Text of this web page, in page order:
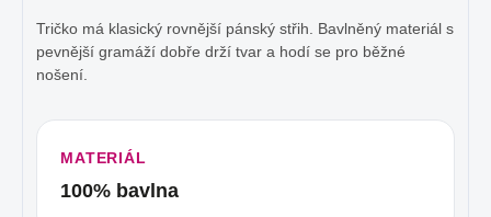
Tričko má klasický rovnější pánský střih. Bavlněný materiál s
pevnější gramáží dobře drží tvar a hodí se pro běžné
nošení.
MATERIÁL
100% bavlna